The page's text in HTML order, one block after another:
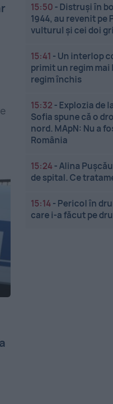
15:50 - Distruși în
1944, au revenit
vulturul și cei doi
15:41 - Un interlop
primit un regim
regim închis
15:32 - Explozia de
Sofia spune că o
nord. MApN: Nu a
România
15:24-Alina
de spital. Ce
15:14- Pericol în
care i-a făcut pe